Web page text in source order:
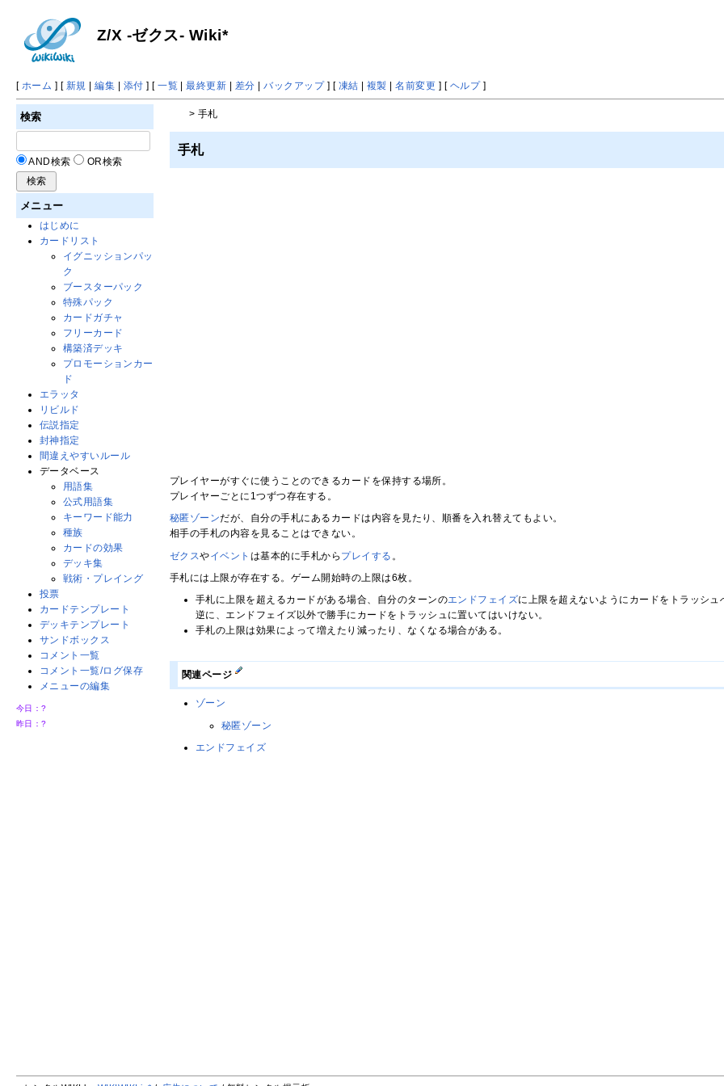
Z/X -ゼクス- Wiki*
[ ホーム ] [ 新規 |編集 | 添付 ] [一覧 |最終更新 | 差分 |バックアップ] [ 凍結 | 複製 |名前変更 ] [ ヘルプ]
> 手札
手札
プレイヤーがすぐに使うことのできるカードを保持する場所。
プレイヤーごとに1つずつ存在する。
秘匿ゾーンだが、自分の手札にあるカードは内容を見たり、順番を入れ替えてもよい。
相手の手札の内容を見ることはできない。
ゼクスやイベント は基本的に手札から プレイする 。
手札には上限が存在する。ゲーム開始時の上限は6枚。
手札に上限を超えるカードがある場合、自分のターンのエンドフェイズに上限を超えないようにカードをトラッシュ
逆に、エンドフェイズ以外で勝手にカードをトラッシュに置いてはいけない。
手札の上限は効果によって増えたり減ったり、なくなる場合がある。
関連ページ
ゾーン
秘匿ゾーン
エンドフェイズ
検索
AND検索 OR検索
メニュー
はじめに
カードリスト
イグニッションパッ
ク
ブースターパック
特殊パック
カードガチャ
フリーカード
構築済デッキ
プロモーションカー
ド
エラッタ
リビルド
伝説指定
封神指定
間違えやすいルール
データベース
用語集
公式用語集
キーワード能力
種族
カードの効果
デッキ集
戦術・プレイング
投票
カードテンプレート
デッキテンプレート
サンドボックス
コメント一覧
コメント一覧/ログ保存
メニューの編集
今日：?
昨日：?